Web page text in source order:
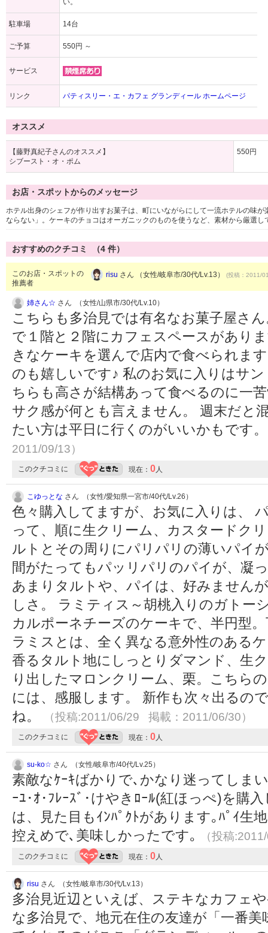
い。
駐車場 14台
ご予算 550円 ～
サービス
リンク パティスリー・エ・カフェ グランディール ホームページ
オススメ
【藤野真紀子さんのオススメ】
シブースト・オ・ポム
550円
お店・スポットからのメッセージ
ホテル出身のシェフが作り出すお菓子は、町にいながらにして一流ホテルの味
ならない」。ケーキのチョコはオーガニックのものを使うなど、素材から厳選し
おすすめのクチコミ （4 件）
このお店・スポットの
推薦者
risu さん （女性/岐阜市/30代/Lv.13） (投稿：2011/
姉さん☆ さん （女性/山県市/30代/Lv.10）
こちらも多治見では有名なお菓子屋さ
で１階と２階にカフェスペースがあり
きなケーキを選んで店内で食べられま
のも嬉しいです♪ 私のお気に入りはサ
ちらも高さが結構あって食べるのに一
サク感が何とも言えません。 週末だと
たい方は平日に行くのがいいかもです
2011/09/13）
このクチコミに 現在： 0人
こゆっとな さん （女性/愛知県一宮市/40代/Lv.26）
色々購入してますが、お気に入りは、
って、順に生クリーム、カスタードク
ルトとその周りにパリパリの薄いパイ
間がたってもパッリパリのパイが、凝
あまりタルトや、パイは、好みません
しさ。 ラミティス～胡桃入りのガトー
カルポーネチーズのケーキで、半円型
ラミスとは、全く異なる意外性のある
香るタルト地にしっとりダマンド、生
り出したマロンクリーム、栗。こちら
には、感服します。 新作も次々出るの
ね。
（投稿:2011/06/29 掲載：2011/06/30）
このクチコミに 現在： 0人
su-ko☆ さん （女性/岐阜市/40代/Lv.25）
素敵なｹｰｷばかりで､かなり迷ってしま
ｰﾕ･ｵ･ﾌﾚｰｽﾞ･けやきﾛｰﾙ(紅ほっぺ)を購
は、見た目もｲﾝﾊﾟｸﾄがあります｡ﾊﾟｲ生
控えめで､美味しかったです｡
（投稿
このクチコミに 現在： 0人
risu さん （女性/岐阜市/30代/Lv.13）
多治見近辺といえば、ステキなカフェ
な多治見で、地元在住の友達が「一番